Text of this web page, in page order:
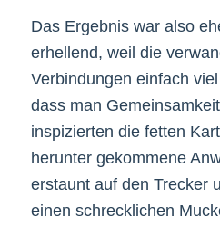
Das Ergebnis war also
erhellend, weil die
Verbindungen einfach
dass man
inspizierten die fetten
herunter gekommene
erstaunt auf den Trecker
einen schrecklichen